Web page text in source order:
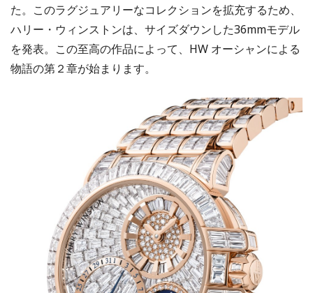
た。このラグジュアリーなコレクションを拡充するため、
ハリー・ウィンストンは、サイズダウンした36mmモデル
を発表。この至高の作品によって、HW オーシャンによる
物語の第２章が始まります。